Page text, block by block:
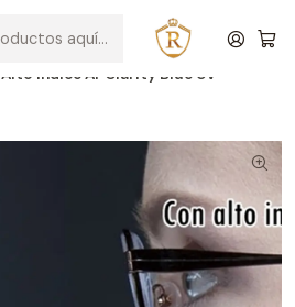
WhatsApp
Alto indice Ar Clarity Blue Uv